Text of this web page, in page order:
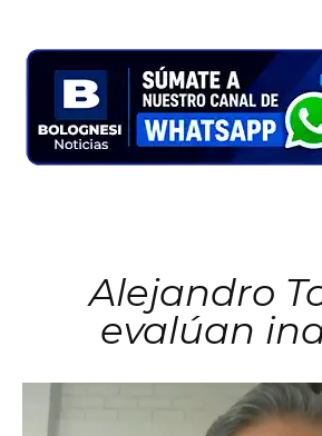
Alejandro
evalúan